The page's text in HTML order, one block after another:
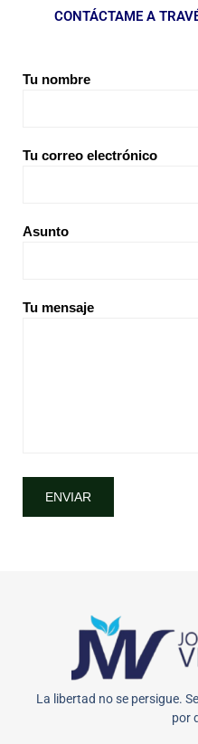
CONTÁCTAME A
Tu nombre
Tu correo electrónico
Asunto
Tu mensaje
La libertad no se persigue.
por